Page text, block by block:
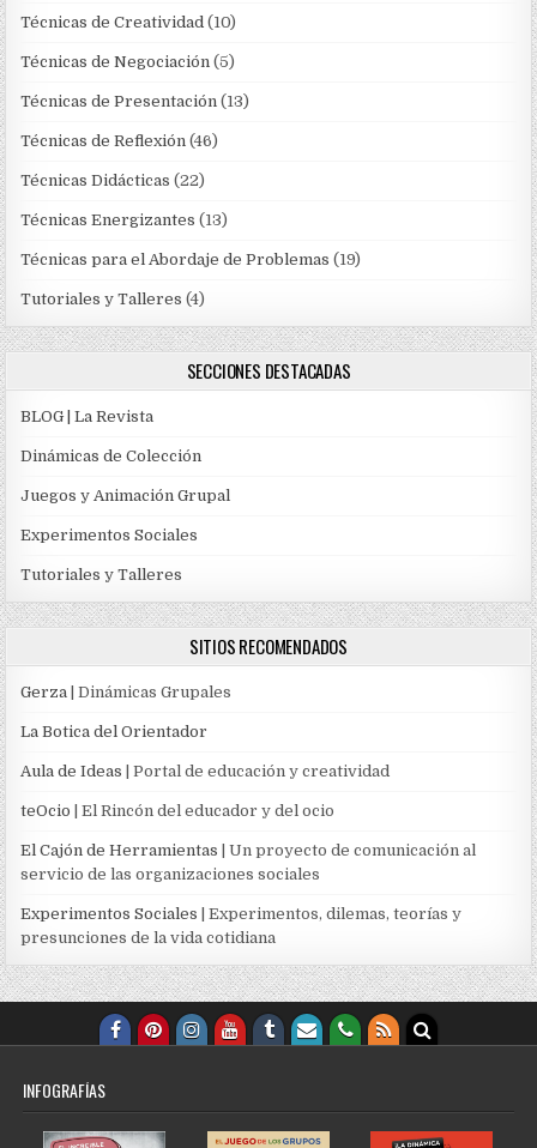
Técnicas de Creatividad (10)
Técnicas de Negociación (5)
Técnicas de Presentación (13)
Técnicas de Reflexión (46)
Técnicas Didácticas (22)
Técnicas Energizantes (13)
Técnicas para el Abordaje de Problemas (19)
Tutoriales y Talleres (4)
SECCIONES DESTACADAS
BLOG | La Revista
Dinámicas de Colección
Juegos y Animación Grupal
Experimentos Sociales
Tutoriales y Talleres
SITIOS RECOMENDADOS
Gerza | Dinámicas Grupales
La Botica del Orientador
Aula de Ideas | Portal de educación y creatividad
teOcio | El Rincón del educador y del ocio
El Cajón de Herramientas | Un proyecto de comunicación al
servicio de las organizaciones sociales
Experimentos Sociales | Experimentos, dilemas, teorías y
presunciones de la vida cotidiana
INFOGRAFÍAS